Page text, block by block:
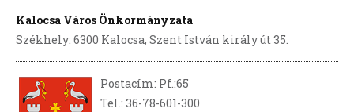
Kalocsa Város Önkormányzata
Székhely: 6300 Kalocsa, Szent István király út 35.
Postacím: Pf.:65
Tel.: 36-78-601-300